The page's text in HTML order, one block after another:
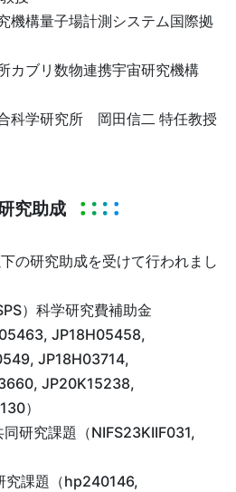
機構量子場計測システム国際拠
カブリ数物連携宇宙研究機構
科学研究所 岡田信二 特任教授
究助成
の研究助成を受けて行われまし
）科学研究費補助金
JP18H05458,
JP18H03714,
JP20K15238,
）
研究課題（NIFS23KIIF031,
究課題（hp240146,